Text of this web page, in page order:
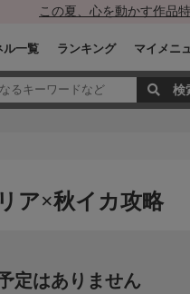
この夏、心を動かす作品
ル一覧 ランキング マイメニ
ア×秋イカ攻略
定はありません